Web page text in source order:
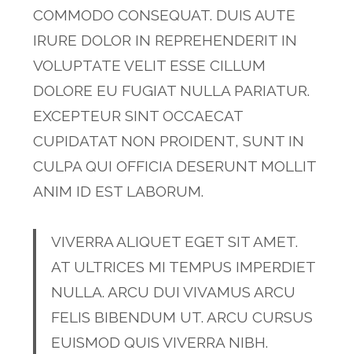
COMMODO CONSEQUAT. DUIS AUTE
IRURE DOLOR IN REPREHENDERIT IN
VOLUPTATE VELIT ESSE CILLUM
DOLORE EU FUGIAT NULLA PARIATUR.
EXCEPTEUR SINT OCCAECAT
CUPIDATAT NON PROIDENT, SUNT IN
CULPA QUI OFFICIA DESERUNT MOLLIT
ANIM ID EST LABORUM.
VIVERRA ALIQUET EGET SIT AMET.
AT ULTRICES MI TEMPUS IMPERDIET
NULLA. ARCU DUI VIVAMUS ARCU
FELIS BIBENDUM UT. ARCU CURSUS
EUISMOD QUIS VIVERRA NIBH.